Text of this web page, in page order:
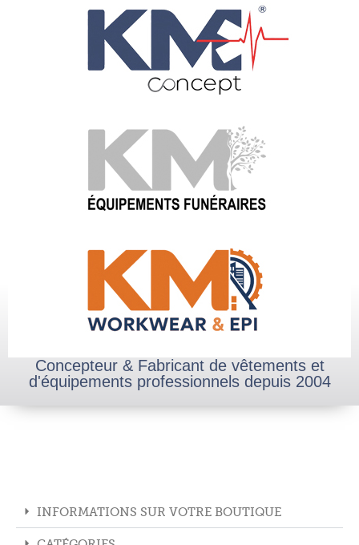
Concepteur & Fabricant de vêtements et
d'équipements professionnels depuis 2004
INFORMATIONS SUR VOTRE BOUTIQUE